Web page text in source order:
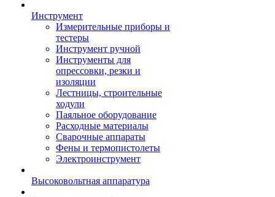
Инструмент
Измерительные приборы и
тестеры
Инструмент ручной
Инструменты для
опрессовки, резки и
изоляции
Лестницы, строительные
ходули
Паяльное оборудование
Расходные материалы
Сварочные аппараты
Фены и термопистолеты
Электроинструмент
Высоковольтная аппаратура